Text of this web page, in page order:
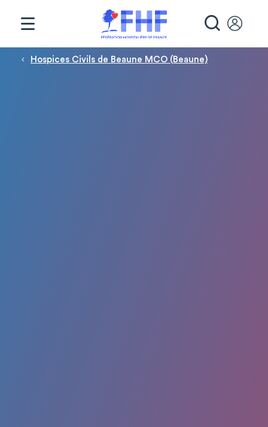
Fil d'Ariane
Hospices Civils de Beaune MCO (Beaune)
Panneau de gestion des cookies